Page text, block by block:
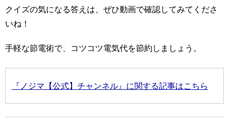
クイズの気になる答えは、ぜひ動画で確認してみてくださ
いね！
手軽な節電術で、コツコツ電気代を節約しましょう。
『ノジマ【公式】チャンネル』に関する記事はこちら